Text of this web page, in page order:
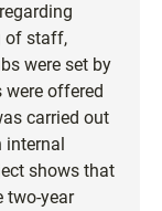
of staff,
were set by
were offered
carried out
shows that
two-year